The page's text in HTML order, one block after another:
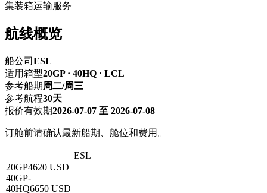
集装箱运输服务
航线概览
船公司 ESL
适用箱型20GP · 40HQ · LCL
参考船期 周二/周三
参考航程30天
报价有效期2026-07-07 至 2026-07-08
订舱前请确认最新船期、舱位和费用。
ESL
20GP4620 USD
40GP-
40HQ6650 USD